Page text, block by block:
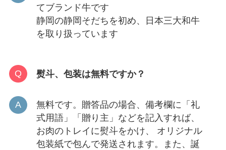
てブランド牛です
静岡の静岡そだちを初め、日本三大和牛
を取り扱っています
熨斗、包装は無料ですか？
無料です。贈答品の場合、備考欄に「礼
式用語」「贈り主」などを記入すれば、
お肉のトレイに熨斗をかけ、 オリジナル
包装紙で包んで発送されます。また、誕